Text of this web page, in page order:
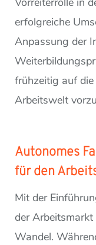
erfolgreiche
Anpassung der
frühzeitig auf
Arbeitswelt
Autonomes
für den
Mit der
der
Wandel.